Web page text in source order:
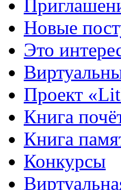
Новые
Это
Проект
Книга
Книга
Конкурсы